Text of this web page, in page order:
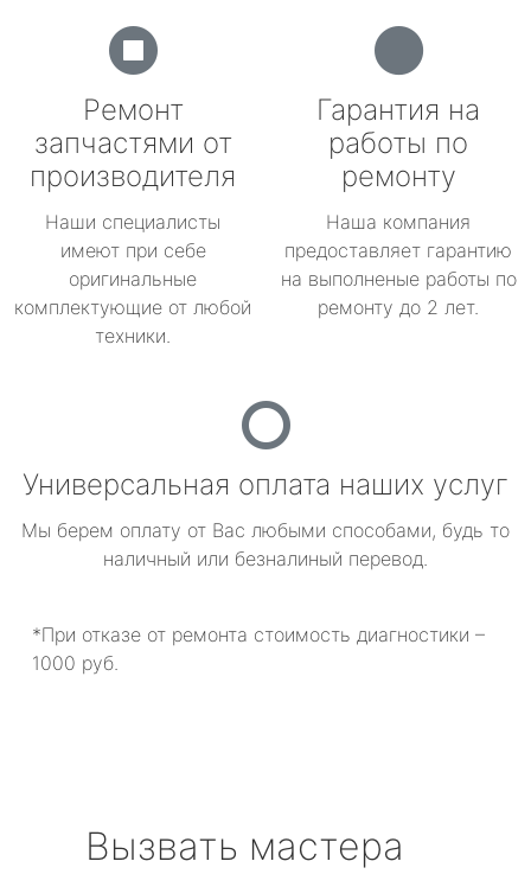
Ремонт
запчастями от
производителя
Наши специалисты
имеют при себе
оригинальные
комплектующие от любой
техники.
Гарантия на
работы по
ремонту
Наша компания
предоставляет гарантию
на выполненые работы по
ремонту до 2 лет.
Универсальная оплата наших услуг
Мы берем оплату от Вас любыми способами, будь то
наличный или безналиный перевод.
*При отказе от ремонта стоимость диагностики –
1000 руб.
Вызвать мастера